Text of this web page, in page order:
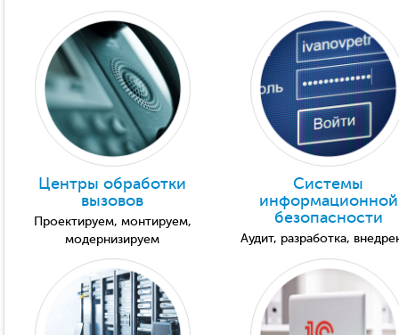
Центры обработки
вызовов
Проектируем, монтируем,
модернизируем
Системы
информационной
безопасности
Аудит, разработка,